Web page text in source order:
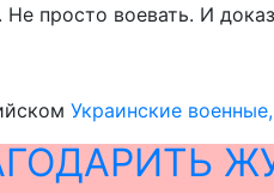
просто воевать. И
Украинские